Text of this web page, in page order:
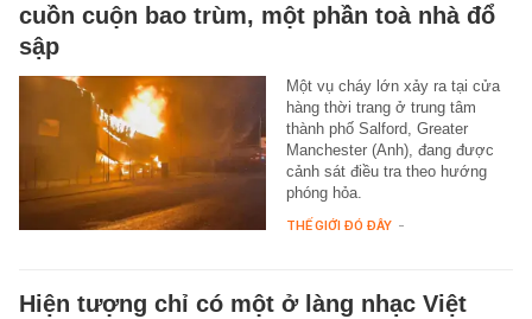
cuồn cuộn bao trùm, một phần toà nhà đổ
sập
Một vụ cháy lớn xảy ra tại cửa
hàng thời trang ở trung tâm
thành phố Salford, Greater
Manchester (Anh), đang được
cảnh sát điều tra theo hướng
phóng hỏa.
THẾ GIỚI ĐÓ ĐÂY -
Hiện tượng chỉ có một ở làng nhạc Việt